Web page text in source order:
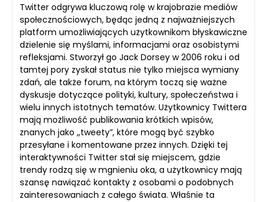
Twitter odgrywa kluczową rolę w krajobrazie mediów
społecznościowych, będąc jedną z najważniejszych
platform umożliwiających użytkownikom błyskawiczne
dzielenie się myślami, informacjami oraz osobistymi
refleksjami. Stworzył go Jack Dorsey w 2006 roku i od
tamtej pory zyskał status nie tylko miejsca wymiany
zdań, ale także forum, na którym toczą się ważne
dyskusje dotyczące polityki, kultury, społeczeństwa i
wielu innych istotnych tematów. Użytkownicy Twittera
mają możliwość publikowania krótkich wpisów,
znanych jako „tweety”, które mogą być szybko
przesyłane i komentowane przez innych. Dzięki tej
interaktywności Twitter stał się miejscem, gdzie
trendy rodzą się w mgnieniu oka, a użytkownicy mają
szansę nawiązać kontakty z osobami o podobnych
zainteresowaniach z całego świata. Właśnie ta